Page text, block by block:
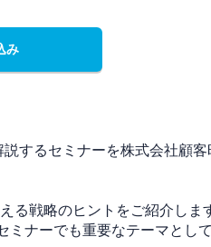
み
するセミナーを株式会社顧客
戦略のヒントをご紹介しま
ナーでも重要なテーマとして